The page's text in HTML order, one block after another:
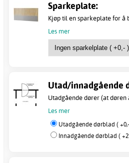
Sparkeplate:
Kjøp til en sparkeplate for å
Les mer
Utad/innadgående
Utadgående dører (at døren
Les mer
Utadgående dørblad (
Innadgående dørblad (